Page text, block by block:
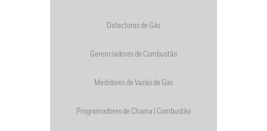
Detectores de Gás
Gerenciadores de Combustão
Medidores de Vazão de Gás
Programadores de Chama | Combustão